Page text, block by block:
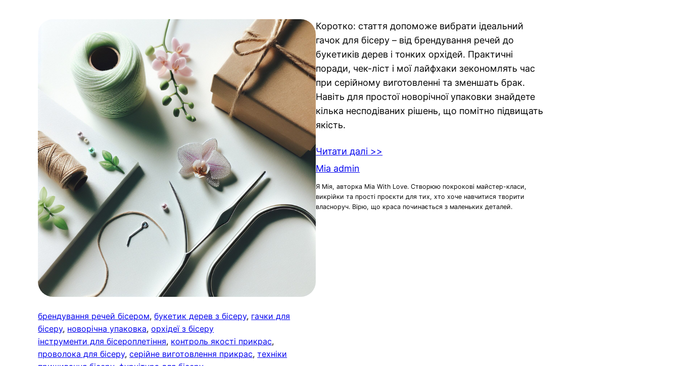
брендування речей бісером, букетик дерев з бісеру, гачки для
бісеру, новорічна упаковка, орхідеї з бісеру
інструменти для бісероплетіння, контроль якості прикрас
проволока для бісеру, серійне виготовлення прикрас, техніки
Коротко: стаття допоможе вибрати ідеальний
гачок для бісеру – від брендування речей до
букетиків дерев і тонких орхідей. Практичні
поради, чек-ліст і мої лайфхаки зекономлять час
при серійному виготовленні та зменшать брак.
Навіть для простої новорічної упаковки знайдете
кілька несподіваних рішень, що помітно підвищать
якість.
Читати далі >>
Mia admin
Я Мія, авторка Mia With Love. Створюю покрокові майстер-класи,
викрійки та прості проєкти для тих, хто хоче навчитися творити
власноруч. Вірю, що краса починається з маленьких деталей.